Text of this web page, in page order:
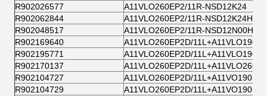
R902026577
A11VLO260EP2/11R-NSD12K24
R902062844
A11VLO260EP2/11R-NSD12K24H-S
R902048517
A11VLO260EP2/11R-NSD12N00H
R902169640
A11VLO260EP2D/
R902195771
A11VLO260EP2D/
R902170137
A11VLO260EP2D/
R902104727
A11VLO260EP2D/
R902104729
A11VLO260EP2D/